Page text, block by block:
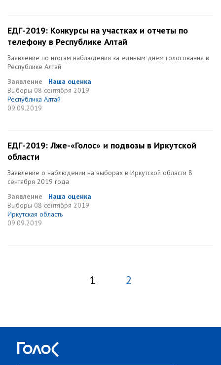
ЕДГ-2019: Конкурсы на участках и отчеты по
телефону в Республике Алтай
Заявление по итогам наблюдения за единым днем голосования в
Республике Алтай
Заявление
Наша оценка
Выборы 08 сентября 2019
Республика Алтай
09.09.2019
ЕДГ-2019: Лже-«Голос» и подвозы в Иркутской
области
Заявление о наблюдении на выборах в Иркутской области 8
сентября 2019 года
Заявление
Наша оценка
Выборы 08 сентября 2019
Иркутская область
09.09.2019
1 2